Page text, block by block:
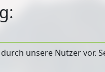
unsere Nutzer vor.